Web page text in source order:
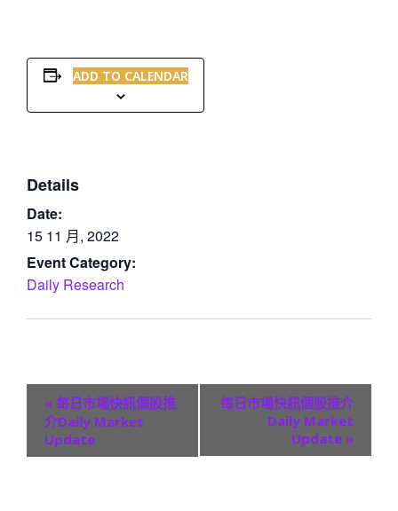
ADD TO CALENDAR
Details
Date:
15 11 月, 2022
Event Category:
Daily Research
« 每日市場快訊個股推
介Daily Market
Update
每日市場快訊個股推介
Daily Market
Update »